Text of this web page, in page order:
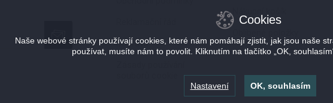
Doprava
Cookies
Naše webové stránky používají cookies, které nám pomáhají zjistit, jak jsou naše
používat, musíte nám to povolit. Kliknutím na tlačítko „OK,
Nastavení OK, souhlasím